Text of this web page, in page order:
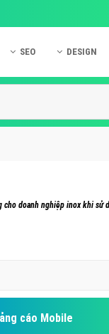
& Hosting
SEO DESIGN
doanh nghiệp inox khi sử
cáo Mobile